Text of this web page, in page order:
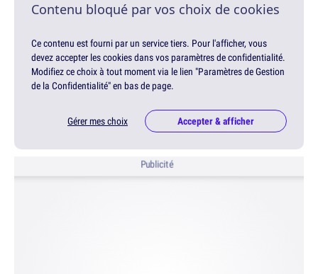
Contenu bloqué par vos choix de cookies
Ce contenu est fourni par un service tiers. Pour l'afficher, vous
devez accepter les cookies dans vos paramètres de confidentialité.
Modifiez ce choix à tout moment via le lien "Paramètres de Gestion
de la Confidentialité" en bas de page.
Gérer mes choix Accepter & afficher
Publicité